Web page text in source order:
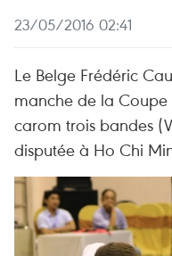
23/05/2016 02:41
Le Belge Frédéric
manche de la
carom trois bandes
disputée à Ho Chi